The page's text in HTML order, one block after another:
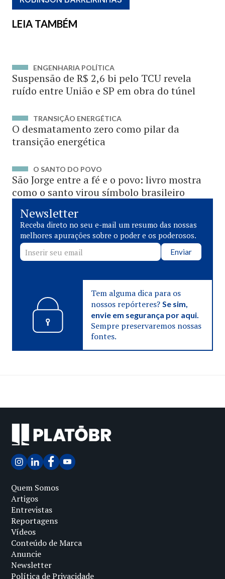
LEIA TAMBÉM
ENGENHARIA POLÍTICA
Suspensão de R$ 2,6 bi pelo TCU revela
ruído entre União e SP em obra do túnel
TRANSIÇÃO ENERGÉTICA
O desmatamento zero como pilar da
transição energética
O SANTO DO POVO
São Jorge entre a fé e o povo: livro mostra
como o santo virou símbolo brasileiro
Newsletter
Receba direto no seu e-mail um resumo das nossas
melhores apurações sobre o poder e os poderosos.
Enviar
Tem alguma dica para os
nossos repórteres? Se sim,
envie em segurança por aqui.
Sempre preservaremos nossas
fontes.
Quem Somos
Artigos
Entrevistas
Reportagens
Vídeos
Conteúdo de Marca
Anuncie
Newsletter
Política de Privacidade